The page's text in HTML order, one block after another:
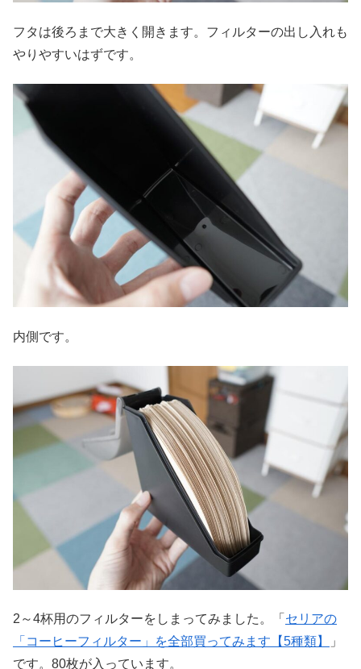
フタは後ろまで大きく開きます。フィルターの出し入れも
やりやすいはずです。
内側です。
2～4杯用のフィルターをしまってみました。「 セリアの
「コーヒーフィルター」を全部買ってみます【5種類】
」
です。80枚が入っています。